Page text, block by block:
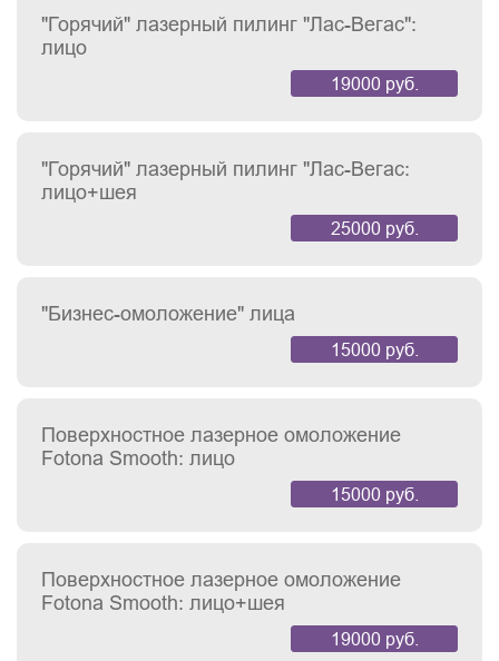
"Горячий" лазерный пилинг "Лас-Вегас":
лицо
19000 руб.
"Горячий" лазерный пилинг "Лас-Вегас:
лицо+шея
25000 руб.
"Бизнес-омоложение" лица
15000 руб.
Поверхностное лазерное омоложение
Fotona Smooth: лицо
15000 руб.
Поверхностное лазерное омоложение
Fotona Smooth: лицо+шея
19000 руб.